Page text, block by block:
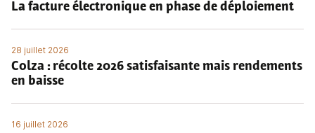
La facture électronique en phase de déploiement
28 juillet 2026
Colza : récolte 2026 satisfaisante mais rendements
en baisse
16 juillet 2026